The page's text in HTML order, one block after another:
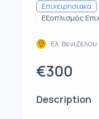
Επιχειρησιακά
Εξοπλισμός
Ελ. Βενιζέλου
€300
Description